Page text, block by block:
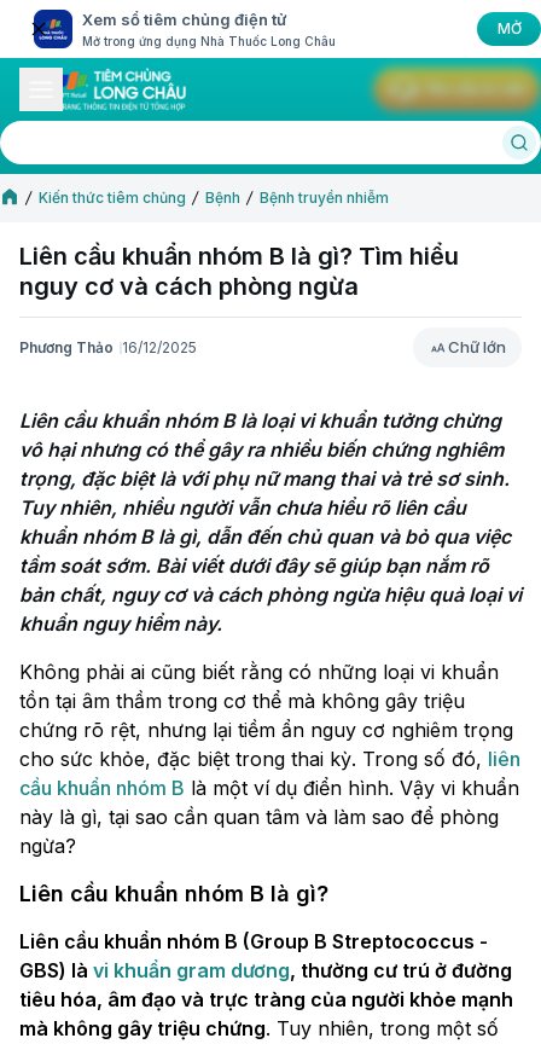
Xem sổ tiêm chủng điện tử
Mở trong ứng dụng Nhà Thuốc Long Châu
MỞ
Kiến thức tiêm chủng Bệnh Bệnh truyền nhiễm
Liên cầu khuẩn nhóm B là gì? Tìm hiểu
nguy cơ và cách phòng ngừa
Phương Thảo 16/12/2025 Chữ lớn
Chữ lớn
Liên cầu khuẩn nhóm B là loại vi khuẩn tưởng chừng
vô hại nhưng có thể gây ra nhiều biến chứng nghiêm
trọng, đặc biệt là với phụ nữ mang thai và trẻ sơ sinh.
Tuy nhiên, nhiều người vẫn chưa hiểu rõ liên cầu
khuẩn nhóm B là gì, dẫn đến chủ quan và bỏ qua việc
tầm soát sớm. Bài viết dưới đây sẽ giúp bạn nắm rõ
bản chất, nguy cơ và cách phòng ngừa hiệu quả loại vi
khuẩn nguy hiểm này.
Không phải ai cũng biết rằng có những loại vi khuẩn
tồn tại âm thầm trong cơ thể mà không gây triệu
chứng rõ rệt, nhưng lại tiềm ẩn nguy cơ nghiêm trọng
cho sức khỏe, đặc biệt trong thai kỳ. Trong số đó, liên
cầu khuẩn nhóm B là một ví dụ điển hình. Vậy vi khuẩn
này là gì, tại sao cần quan tâm và làm sao để phòng
ngừa?
Liên cầu khuẩn nhóm B là gì?
Liên cầu khuẩn nhóm B (Group B Streptococcus -
GBS) là vi khuẩn gram dương, thường cư trú ở đường
tiêu hóa, âm đạo và trực tràng của người khỏe mạnh
mà không gây triệu chứng. Tuy nhiên, trong một số